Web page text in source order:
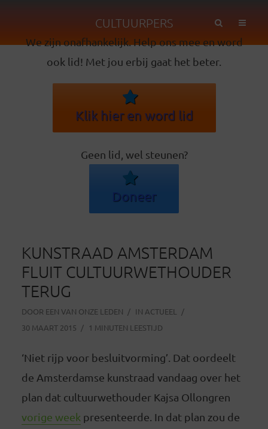
CULTUURPERS
We zijn onafhankelijk. Help ons mee en word
ook lid! Met jou erbij gaat het beter.
Klik hier en word lid
Geen lid, wel steunen?
Doneer
KUNSTRAAD AMSTERDAM
FLUIT CULTUURWETHOUDER
TERUG
DOOR EEN VAN ONZE LEDEN IN ACTUEEL
30 MAART 2015
1 MINUTEN LEESTIJD
‘Niet rijp voor besluitvorming’. Dat oordeelt
de Amsterdamse kunstraad vandaag over het
plan dat cultuurwethouder Kajsa Ollongren
vorige week presenteerde. In dat plan zou de